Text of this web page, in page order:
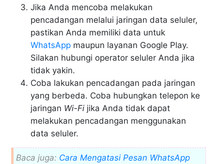
Jika Anda mencoba melakukan
pencadangan melalui jaringan data seluler,
pastikan Anda memiliki data untuk
WhatsApp maupun layanan Google Play.
Silakan hubungi operator seluler Anda jika
tidak yakin.
Coba lakukan pencadangan pada jaringan
yang berbeda. Coba hubungkan telepon ke
jaringan Wi-Fi jika Anda tidak dapat
melakukan pencadangan menggunakan
data seluler.
Baca juga: Cara Mengatasi Pesan WhatsApp